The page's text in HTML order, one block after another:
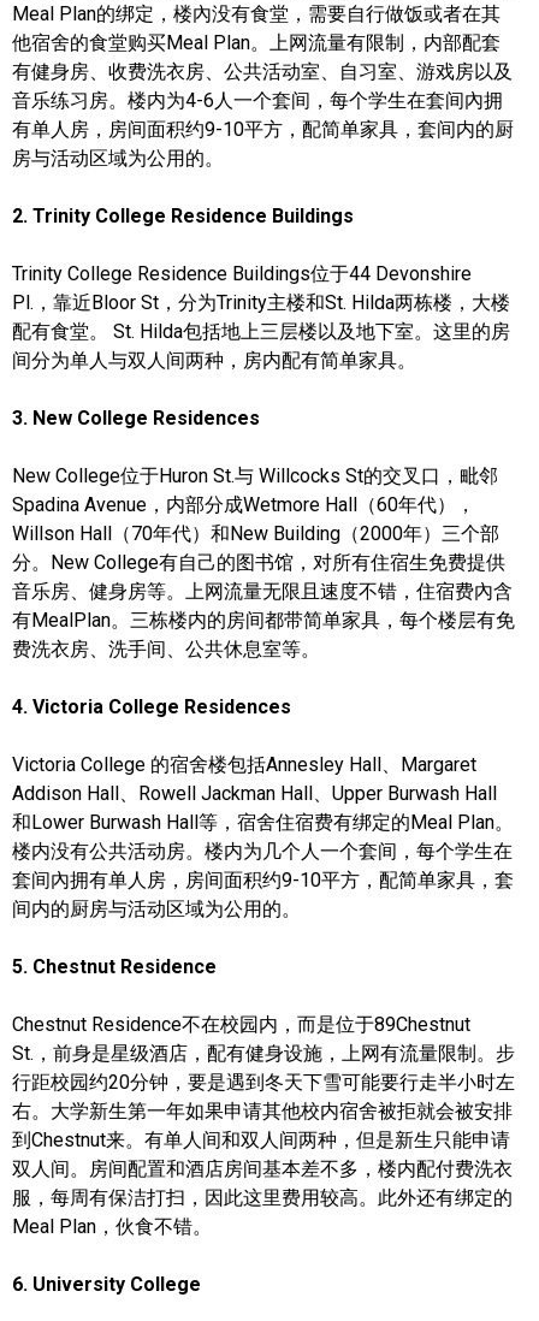
Meal Plan的绑定，楼內没有食堂，需要自行做饭或者在其
他宿舍的食堂购买Meal Plan。上网流量有限制，内部配套
有健身房、收费洗衣房、公共活动室、自习室、游戏房以及
音乐练习房。楼内为4-6人一个套间，每个学生在套间內拥
有单人房，房间面积约9-10平方，配简单家具，套间内的厨
房与活动区域为公用的。
2. Trinity College Residence Buildings
Trinity College Residence Buildings位于44 Devonshire
Pl.，靠近Bloor St，分为Trinity主楼和St. Hilda两栋楼，大楼
配有食堂。 St. Hilda包括地上三层楼以及地下室。这里的房
间分为单人与双人间两种，房内配有简单家具。
3. New College Residences
New College位于Huron St.与 Willcocks St的交叉口，毗邻
Spadina Avenue，内部分成Wetmore Hall（60年代），
Willson Hall（70年代）和New Building（2000年）三个部
分。New College有自己的图书馆，对所有住宿生免费提供
音乐房、健身房等。上网流量无限且速度不错，住宿费內含
有MealPlan。三栋楼内的房间都带简单家具， 每个楼层有免
费洗衣房、洗手间、公共休息室等。
4. Victoria College Residences
Victoria College 的宿舍楼包括Annesley Hall、Margaret
Addison Hall、Rowell Jackman Hall、Upper Burwash Hall
和Lower Burwash Hall等，宿舍住宿费有绑定的Meal Plan。
楼内没有公共活动房。 楼内为 几个人一个套间，每个学生在
套间內拥有单人房，房间面积约9-10平方，配简单家具，套
间内的厨房与活动区域为公用的。
5. Chestnut Residence
Chestnut Residence不在校园内，而是位于89Chestnut
St.，前身是星级酒店，配有健身设施，上网有流量限制。步
行距校园约20分钟，要是遇到冬天下雪可能要行走半小时左
右。大学新生第一年如果申请其他校内宿舍被拒就会被安排
到Chestnut来。有单人间和双人间两种，但是新生只能申请
双人间。房间配置和酒店房间基本差不多，楼内配付费洗衣
服，每周有保洁打扫，因此这里费用较高。此外还有绑定的
Meal Plan，伙食不错。
6. University College